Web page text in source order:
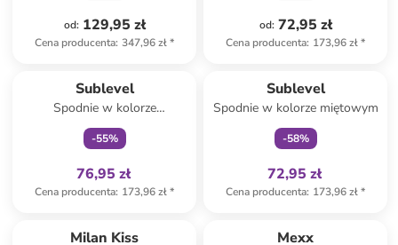
od: 129,95 zł
Cena producenta: 347,96 zł*
od: 72,95 zł
Cena producenta: 173,96 zł*
Sublevel
Spodnie w kolorze
granatowym
-55%
76,95 zł
Cena producenta: 173,96 zł*
Sublevel
Spodnie w kolorze miętowym
-58%
72,95 zł
Cena producenta: 173,96 zł*
Milan Kiss Mexx